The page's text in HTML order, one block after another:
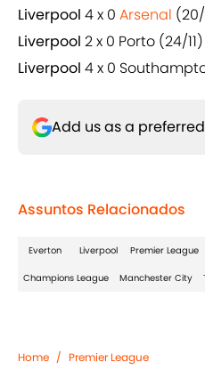
Liverpool 4 x 0 Arsenal (20/
Liverpool 2 x 0 Porto (24/
Liverpool 4 x 0
Add us as a
Assuntos Relacionados
Everton Liverpool Premier League
Champions League Manchester City
Home / Premier League